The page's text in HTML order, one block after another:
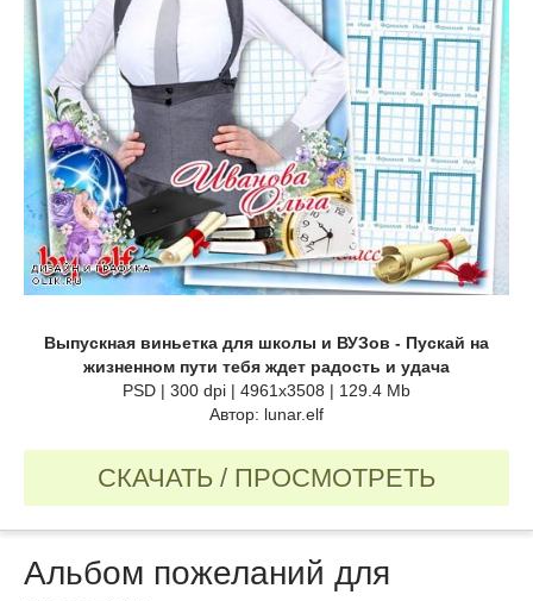
Выпускная виньетка для школы и ВУЗов - Пускай на
жизненном пути тебя ждет радость и удача
PSD | 300 dpi | 4961x3508 | 129.4 Мb
Автор: lunar.elf
СКАЧАТЬ / ПРОСМОТРЕТЬ
Альбом пожеланий для